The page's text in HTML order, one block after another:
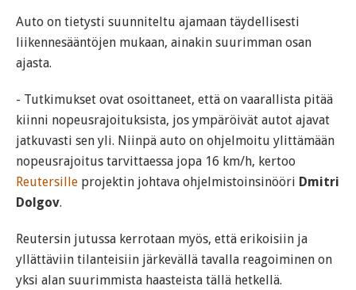
Auto on tietysti suunniteltu ajamaan täydellisesti
liikennesääntöjen mukaan, ainakin suurimman osan
ajasta.
- Tutkimukset ovat osoittaneet, että on vaarallista pitää
kiinni nopeusrajoituksista, jos ympäröivät autot ajavat
jatkuvasti sen yli. Niinpä auto on ohjelmoitu ylittämään
nopeusrajoitus tarvittaessa jopa 16 km/h, kertoo
Reutersille projektin johtava ohjelmistoinsinööri Dmitri
Dolgov.
Reutersin jutussa kerrotaan myös, että erikoisiin ja
yllättäviin tilanteisiin järkevällä tavalla reagoiminen on
yksi alan suurimmista haasteista tällä hetkellä.